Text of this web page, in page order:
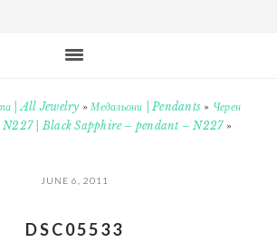
| All Jewelry »Медальони | Pendants » Черен
N227 | Black Sapphire – pendant – N227»
JUNE 6, 2011
DSC05533